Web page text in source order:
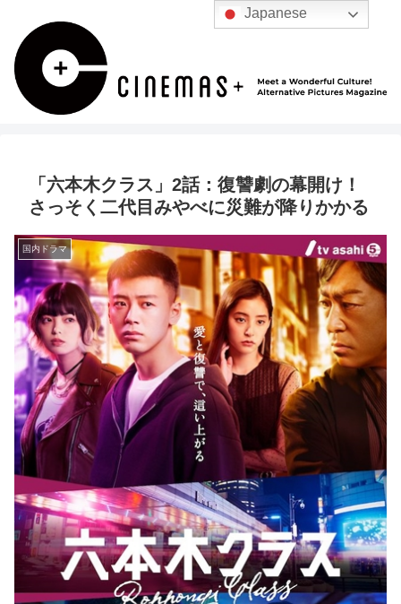
「六本木クラス」2話：復讐劇の幕開け！
さっそく二代目みやべに災難が降りかかる
国内ドラマ
Japanese